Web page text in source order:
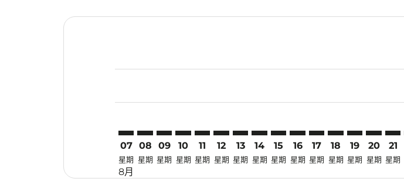
07
星期
8月
08
星期
09
星期
10
星期
11
星期
12
星期
13
星期
14
星期
15
星期
16
星期
17
星期
18
星期
19
星期
20
星期
21
星期